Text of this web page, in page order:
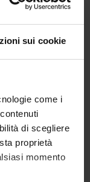
sui cookie
come i
di scegliere
proprietà
momento